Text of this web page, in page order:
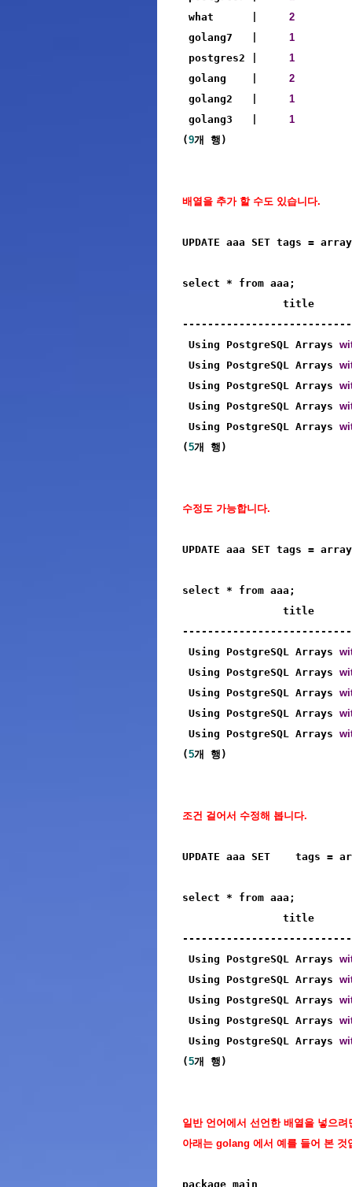
what      | 2
golang7   | 1
postgres2 | 1
golang    | 2
golang2   | 1
golang3   | 1
(9개 행)
배열을 추가 할 수도 있습니다.
UPDATE aaa SET tags =
select * from aaa;
Using PostgreSQL Arrays
Using PostgreSQL Arrays
Using PostgreSQL Arrays
Using PostgreSQL Arrays
Using PostgreSQL Arrays
(5개 행)
수정도 가능합니다.
UPDATE aaa SET tags =
select * from aaa;
Using PostgreSQL Arrays
Using PostgreSQL Arrays
Using PostgreSQL Arrays
Using PostgreSQL Arrays
Using PostgreSQL Arrays
(5개 행)
조건 걸어서 수정해 봅니다.
UPDATE aaa SET    tags
select * from aaa;
Using PostgreSQL Arrays
Using PostgreSQL Arrays
Using PostgreSQL Arrays
Using PostgreSQL Arrays
Using PostgreSQL Arrays
(5개 행)
일반 언어에서 선언한 배열을 넣으려
아래는 golang 에서 예를 들어 본 것
package main